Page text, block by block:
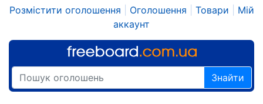
Розмістити оголошення Оголошення Товари
Мій
аккаунт
Знайти